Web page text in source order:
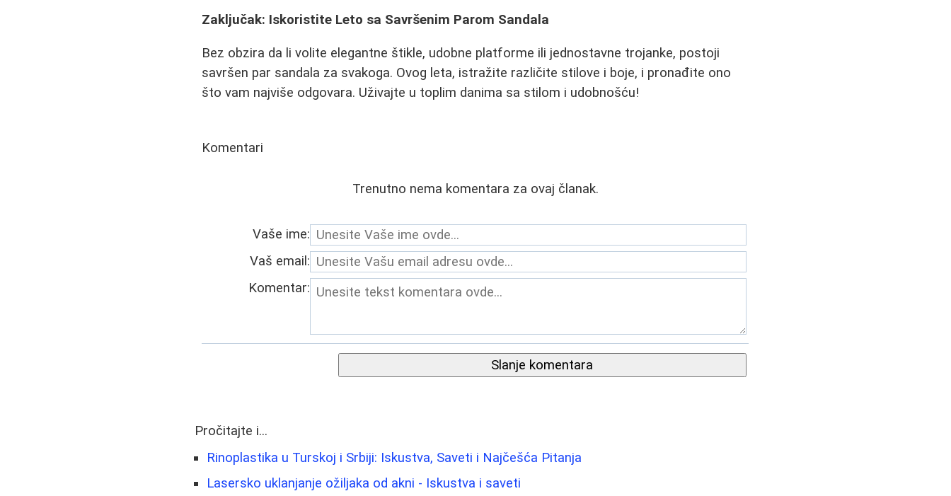
Zaključak: Iskoristite Leto sa Savršenim Parom Sandala
Bez obzira da li volite elegantne štikle, udobne platforme ili jednostavne trojanke, postoji
savršen par sandala za svakoga. Ovog leta, istražite različite stilove i boje, i pronađite ono
što vam najviše odgovara. Uživajte u toplim danima sa stilom i udobnošću!
Komentari
Trenutno nema komentara za ovaj članak.
Vaše ime:
Vaš email:
Komentar:
Slanje komentara
Pročitajte i...
Rinoplastika u Turskoj i Srbiji: Iskustva, Saveti i Najčešća Pitanja
Lasersko uklanjanje ožiljaka od akni - Iskustva i saveti